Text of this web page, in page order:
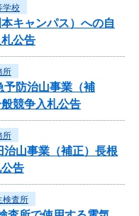
学校
キャンパス）への自
公告
所
防治山事業（補
競争入札公告
所
山事業（補正）長根
告
検査所